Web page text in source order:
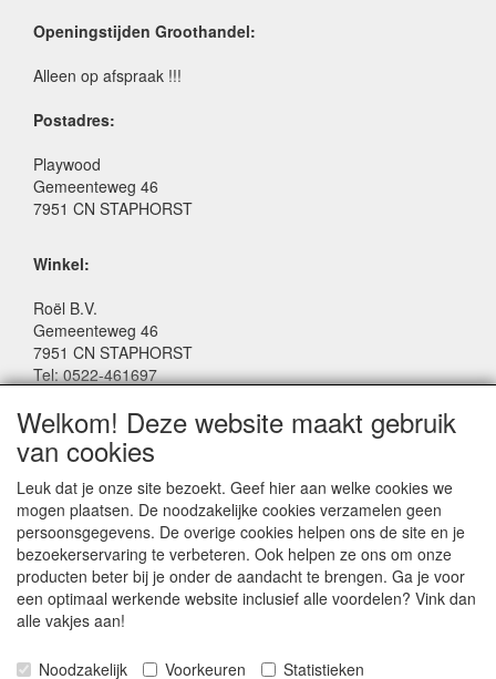
Openingstijden Groothandel:
Alleen op afspraak !!!
Postadres:
Playwood
Gemeenteweg 46
7951 CN STAPHORST
Winkel:
Roël B.V.
Gemeenteweg 46
7951 CN STAPHORST
Tel: 0522-461697
Facebook: www.facebook.com/roelspeelgoed
Openingstijden Winkel:
Maandag t/m Vrijdag: 9:00 - 17:30
Zaterdag: 9:00 - 17:00
Donderdagavond koopavond: 19:00 - 21:00
SERVICE
Welkom! Deze website maakt gebruik
van cookies
Leuk dat je onze site bezoekt. Geef hier aan welke cookies we
mogen plaatsen. De noodzakelijke cookies verzamelen geen
persoonsgegevens. De overige cookies helpen ons de site en je
bezoekerservaring te verbeteren. Ook helpen ze ons om onze
producten beter bij je onder de aandacht te brengen. Ga je voor
een optimaal werkende website inclusief alle voordelen? Vink dan
alle vakjes aan!
Noodzakelijk Voorkeuren Statistieken